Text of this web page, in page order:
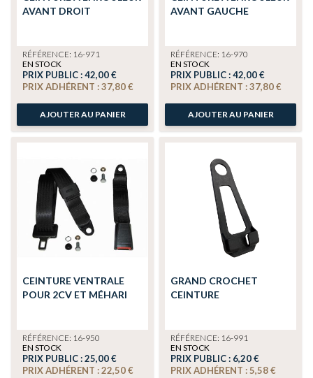
AVANT DROIT
RÉFÉRENCE: 16-971
EN STOCK
PRIX PUBLIC :42,00 €
PRIX ADHÉRENT :37,80 €
AJOUTER AU PANIER
AVANT GAUCHE
RÉFÉRENCE: 16-970
EN STOCK
PRIX PUBLIC :42,00 €
PRIX ADHÉRENT :37,80 €
AJOUTER AU PANIER
CEINTURE VENTRALE
POUR 2CV ET MÉHARI
RÉFÉRENCE: 16-950
EN STOCK
PRIX PUBLIC :25,00 €
PRIX ADHÉRENT :22,50 €
GRAND CROCHET
CEINTURE
RÉFÉRENCE: 16-991
EN STOCK
PRIX PUBLIC : 6,20 €
PRIX ADHÉRENT :5,58 €